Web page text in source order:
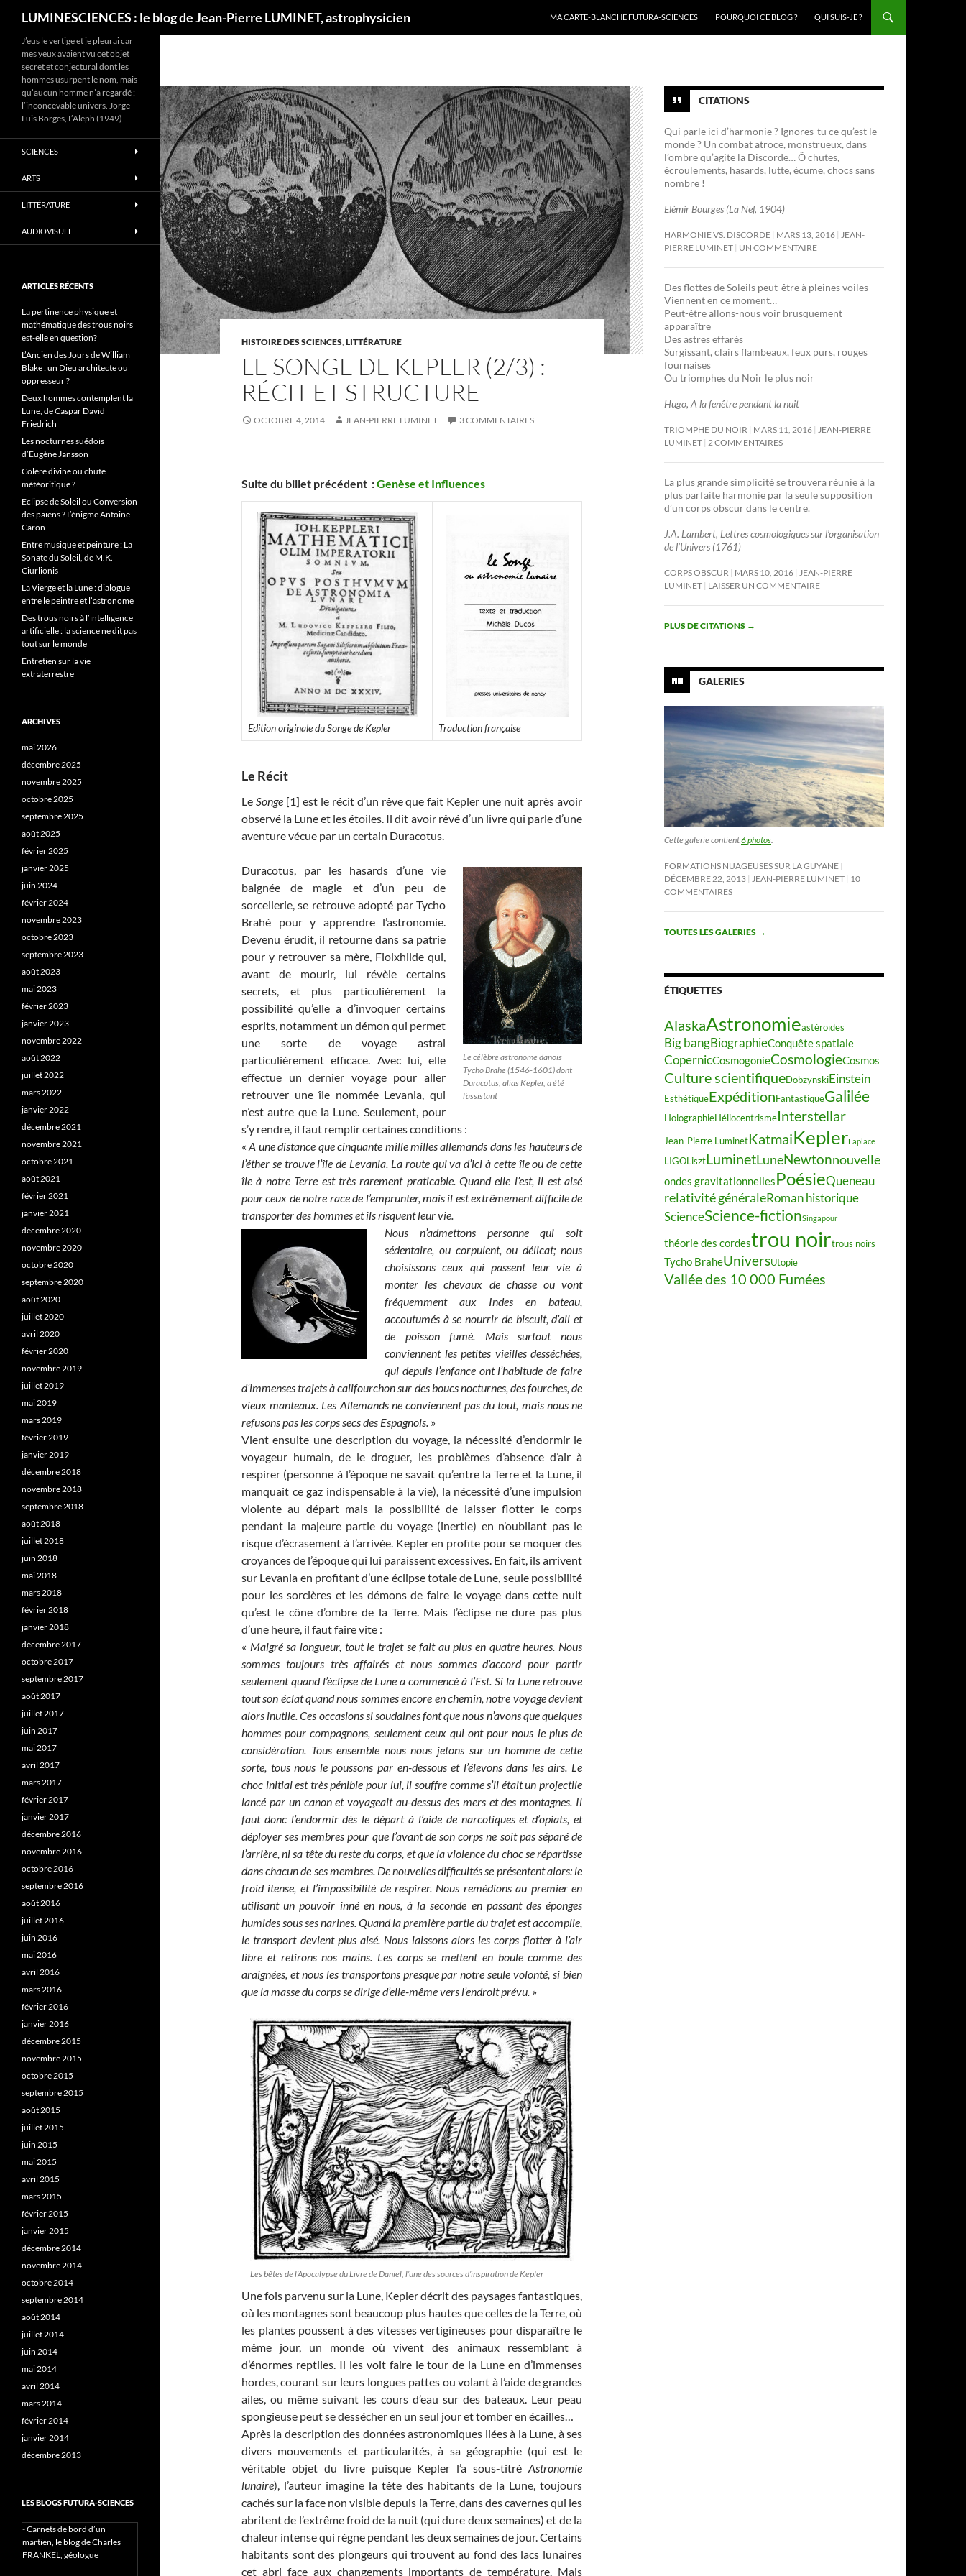
LUMINESCIENCES : le blog de Jean-Pierre LUMINET, astrophysicien
MA CARTE-BLANCHE FUTURA-SCIENCES
POURQUOI CE BLOG ? QUI SUIS-JE ?
HISTOIRE DES SCIENCES,LITTÉRATURE
LE SONGE DE KEPLER (2/3) :
RÉCIT ET STRUCTURE
OCTOBRE 4, 2014 JEAN-PIERRE LUMINET 3 COMMENTAIRES
Suite du billet précédent :Genèse et Influences
Edition originale du Songe de Kepler Traduction française
Le Récit
Le Songe[1] est le récit d’un rêve que fait Kepler une nuit après avoir
observé la Lune et les étoiles. Il dit avoir rêvé d’un livre qui parle d’une
aventure vécue par un certain Duracotus.
Le célèbre astronome danois
Tycho Brahe (1546-1601) dont
Duracotus, alias Kepler, a été
l’assistant
Duracotus, par les hasards d’une vie
baignée de magie et d’un peu de
sorcellerie, se retrouve adopté par Tycho
Brahé pour y apprendre l’astronomie.
Devenu érudit, il retourne dans sa patrie
pour y retrouver sa mère, Fiolxhilde qui,
avant de mourir, lui révèle certains
secrets, et plus particulièrement la
possibilité qu’elle a d’invoquer certains
esprits, notamment un démon qui permet
une sorte de voyage astral
particulièrement efficace. Avec lui, elle
effectue un dernier voyage pour aller
retrouver une île nommée Levania, qui
n’est autre que la Lune. Seulement, pour
s’y rendre, il faut remplir certaines conditions :
«A une distance que cinquante mille milles allemands dans les hauteurs de
l’éther se trouve l’île de Levania. La route qui va d’ici à cette île ou de cette
île à notre Terre est très rarement praticable. Quand elle l’est, il est aisé
pour ceux de notre race de l’emprunter, mais il est extrêmement difficile de
transporter des hommes et ils risquent leur vie.
Nous n’admettons personne qui soit
sédentaire, ou corpulent, ou délicat; nous
choisissons ceux qui passent leur vie à
monter les chevaux de chasse ou vont
fréquemment aux Indes en bateau,
accoutumés à se nourrir de biscuit, d’ail et
de poisson fumé. Mais surtout nous
conviennent les petites vieilles desséchées,
qui depuis l’enfance ont l’habitude de faire
d’immenses trajets à califourchon sur des boucs nocturnes, des fourches, de
vieux manteaux. Les Allemands ne conviennent pas du tout, mais nous ne
refusons pas les corps secs des Espagnols. »
Vient ensuite une description du voyage, la nécessité d’endormir le
voyageur humain, de le droguer, les problèmes d’absence d’air à
respirer (personne à l’époque ne savait qu’entre la Terre et la Lune, il
manquait ce gaz indispensable à la vie), la nécessité d’une impulsion
violente au départ mais la possibilité de laisser flotter le corps
pendant la majeure partie du voyage (inertie) en n’oubliant pas le
risque d’écrasement à l’arrivée. Kepler en profite pour se moquer des
croyances de l’époque qui lui paraissent excessives. En fait, ils arrivent
sur Levania en profitant d’une éclipse totale de Lune, seule possibilité
pour les sorcières et les démons de faire le voyage dans cette nuit
qu’est le cône d’ombre de la Terre. Mais l’éclipse ne dure pas plus
d’une heure, il faut faire vite :
« Malgré sa longueur, tout le trajet se fait au plus en quatre heures. Nous
sommes toujours très affairés et nous sommes d’accord pour partir
seulement quand l’éclipse de Lune a commencé à l’Est. Si la Lune retrouve
tout son éclat quand nous sommes encore en chemin, notre voyage devient
alors inutile. Ces occasions si soudaines font que nous n’avons que quelques
hommes pour compagnons, seulement ceux qui ont pour nous le plus de
considération. Tous ensemble nous nous jetons sur un homme de cette
sorte, tous nous le poussons par en-dessous et l’élevons dans les airs. Le
choc initial est très pénible pour lui, il souffre comme s’il était un projectile
lancé par un canon et voyageait au-dessus des mers et des montagnes. Il
faut donc l’endormir dès le départ à l’aide de narcotiques et d’opiats, et
déployer ses membres pour que l’avant de son corps ne soit pas séparé de
l’arrière, ni sa tête du reste du corps, et que la violence du choc se répartisse
dans chacun de ses membres. De nouvelles difficultés se présentent alors: le
froid itense, et l’impossibilité de respirer. Nous remédions au premier en
utilisant un pouvoir inné en nous, à la seconde en passant des éponges
humides sous ses narines. Quand la première partie du trajet est accomplie,
le transport devient plus aisé. Nous laissons alors les corps flotter à l’air
libre et retirons nos mains. Les corps se mettent en boule comme des
araignées, et nous les transportons presque par notre seule volonté, si bien
que la masse du corps se dirige d’elle-même vers l’endroit prévu. »
Les bêtes de l’Apocalypse du Livre de Daniel, l’une des sources d’inspiration de Kepler
Une fois parvenu sur la Lune, Kepler décrit des paysages fantastiques,
où les montagnes sont beaucoup plus hautes que celles de la Terre, où
les plantes poussent à des vitesses vertigineuses pour disparaître le
même jour, un monde où vivent des animaux ressemblant à
d’énormes reptiles. Il les voit faire le tour de la Lune en d’immenses
hordes, courant sur leurs longues pattes ou volant à l’aide de grandes
ailes, ou même suivant les cours d’eau sur des bateaux. Leur peau
spongieuse peut se dessécher en un seul jour et tomber en écailles…
Après la description des données astronomiques liées à la Lune, à ses
divers mouvements et particularités, à sa géographie (qui est le
véritable objet du livre puisque Kepler l’a sous-titré Astronomie
lunaire), l’auteur imagine la tête des habitants de la Lune, toujours
cachés sur la face non visible depuis la Terre, dans des cavernes qui les
abritent de l’extrême froid de la nuit (qui dure deux semaines) et de la
chaleur intense qui règne pendant les deux semaines de jour. Certains
habitants sont des plongeurs qui trouvent au fond des lacs lunaires
cet abri face aux changements importants de température. Mais
CITATIONS
Qui parle ici d’harmonie ? Ignores-tu ce qu’est le
monde ? Un combat atroce, monstrueux, dans
l’ombre qu’agite la Discorde… Ô chutes,
écroulements, hasards, lutte, écume, chocs sans
nombre !
Elémir Bourges (La Nef, 1904)
HARMONIE VS. DISCORDE MARS 13, 2016 JEAN-
PIERRE LUMINET UN COMMENTAIRE
Des flottes de Soleils peut-être à pleines voiles
Viennent en ce moment…
Peut-être allons-nous voir brusquement
apparaître
Des astres effarés
Surgissant, clairs flambeaux, feux purs, rouges
fournaises
Ou triomphes du Noir le plus noir
Hugo, A la fenêtre pendant la nuit
TRIOMPHE DU NOIR MARS 11, 2016 JEAN-PIERRE
LUMINET 2 COMMENTAIRES
La plus grande simplicité se trouvera réunie à la
plus parfaite harmonie par la seule supposition
d’un corps obscur dans le centre.
J.A. Lambert, Lettres cosmologiques sur l’organisation
de l’Univers (1761)
CORPS OBSCUR MARS 10, 2016 JEAN-PIERRE
LUMINET LAISSER UN COMMENTAIRE
PLUS DE CITATIONS →
GALERIES
Cette galerie contient6 photos.
FORMATIONS NUAGEUSES SUR LA GUYANE
DÉCEMBRE 22, 2013 JEAN-PIERRE LUMINET 10
COMMENTAIRES
TOUTES LES GALERIES →
ÉTIQUETTES
AlaskaAstronomieastéroïdes
Big bangBiographieConquête spatiale
CopernicCosmogonieCosmologieCosmos
Culture scientifiqueDobzynskiEinstein
EsthétiqueExpéditionFantastiqueGalilée
HolographieHéliocentrismeInterstellar
Jean-Pierre LuminetKatmaiKeplerLaplace
LIGOLisztLuminetLuneNewtonnouvelle
ondes gravitationnellesPoésieQueneau
relativité généraleRoman historique
ScienceScience-fictionSingapour
théorie des cordestrou noirtrous noirs
Tycho BraheUniversUtopie
Vallée des 10 000 Fumées
J’eus le vertige et je pleurai car
mes yeux avaient vu cet objet
secret et conjectural dont les
hommes usurpent le nom, mais
qu’aucun homme n’a regardé :
l’inconcevable univers. Jorge
Luis Borges, L’Aleph (1949)
SCIENCES
ARTS
LITTÉRATURE
AUDIOVISUEL
ARTICLES RÉCENTS
La pertinence physique et
mathématique des trous noirs
est-elle en question?
L’Ancien des Jours de William
Blake : un Dieu architecte ou
oppresseur ?
Deux hommes contemplent la
Lune, de Caspar David
Friedrich
Les nocturnes suédois
d’Eugène Jansson
Colère divine ou chute
météoritique ?
Eclipse de Soleil ou Conversion
des païens ? L’énigme Antoine
Caron
Entre musique et peinture : La
Sonate du Soleil, de M.K.
Ciurlionis
La Vierge et la Lune : dialogue
entre le peintre et l’astronome
Des trous noirs à l’intelligence
artificielle : la science ne dit pas
tout sur le monde
Entretien sur la vie
extraterrestre
ARCHIVES
mai 2026
décembre 2025
novembre 2025
octobre 2025
septembre 2025
août 2025
février 2025
janvier 2025
juin 2024
février 2024
novembre 2023
octobre 2023
septembre 2023
août 2023
mai 2023
février 2023
janvier 2023
novembre 2022
août 2022
juillet 2022
mars 2022
janvier 2022
décembre 2021
novembre 2021
octobre 2021
août 2021
février 2021
janvier 2021
décembre 2020
novembre 2020
octobre 2020
septembre 2020
août 2020
juillet 2020
avril 2020
février 2020
novembre 2019
juillet 2019
mai 2019
mars 2019
février 2019
janvier 2019
décembre 2018
novembre 2018
septembre 2018
août 2018
juillet 2018
juin 2018
mai 2018
mars 2018
février 2018
janvier 2018
décembre 2017
octobre 2017
septembre 2017
août 2017
juillet 2017
juin 2017
mai 2017
avril 2017
mars 2017
février 2017
janvier 2017
décembre 2016
novembre 2016
octobre 2016
septembre 2016
août 2016
juillet 2016
juin 2016
mai 2016
avril 2016
mars 2016
février 2016
janvier 2016
décembre 2015
novembre 2015
octobre 2015
septembre 2015
août 2015
juillet 2015
juin 2015
mai 2015
avril 2015
mars 2015
février 2015
janvier 2015
décembre 2014
novembre 2014
octobre 2014
septembre 2014
août 2014
juillet 2014
juin 2014
mai 2014
avril 2014
mars 2014
février 2014
janvier 2014
décembre 2013
LES BLOGS FUTURA-SCIENCES
-Carnets de bord d’un
martien, le blog de Charles
FRANKEL, géologue